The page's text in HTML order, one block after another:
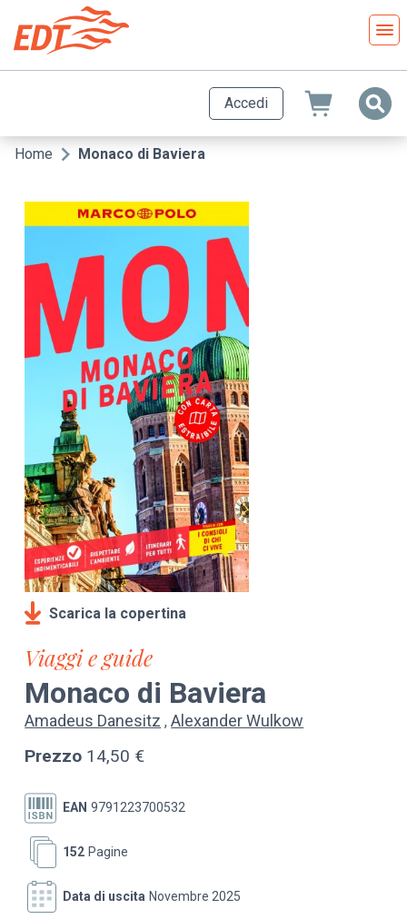
contenuto
principale
Accedi
Briciole
Home Monaco di Baviera
Scarica la copertina
Viaggi e guide
Monaco di Baviera
Amadeus Danesitz Alexander Wulkow
Prezzo 14,50 €
EAN 9791223700532
Pagine
152
Data di uscita Novembre 2025